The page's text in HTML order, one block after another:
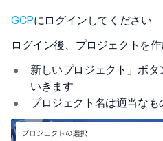
GCPにログインしてください
ログイン後、プロジェクトを作
新しいプロジェクト」ボ
いきます
プロジェクト名は適当な